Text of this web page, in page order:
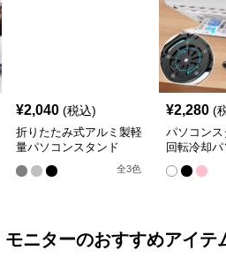
¥2,040 (税込)
折りたたみ式アルミ製軽
量パソコンスタンド
全3色
¥2,280 (
パソコン
回転冷却
モニターのおすすめアイテ